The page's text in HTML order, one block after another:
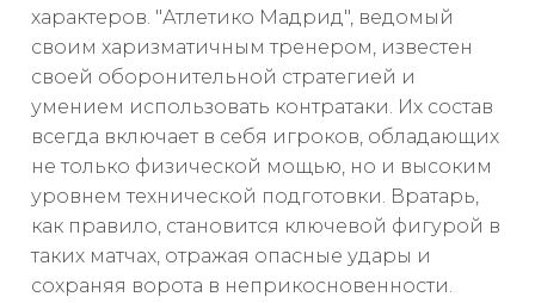
характеров. "Атлетико Мадрид", ведомый
своим харизматичным тренером, известен
своей оборонительной стратегией и
умением использовать контратаки. Их состав
всегда включает в себя игроков, обладающих
не только физической мощью, но и высоким
уровнем технической подготовки. Вратарь,
как правило, становится ключевой фигурой в
таких матчах, отражая опасные удары и
сохраняя ворота в неприкосновенности.